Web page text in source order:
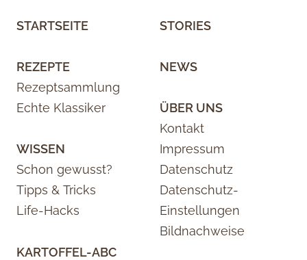
STARTSEITE
REZEPTE
Rezeptsammlung
Echte Klassiker
WISSEN
Schon gewusst?
Tipps & Tricks
Life-Hacks
KARTOFFEL-ABC
STORIES
NEWS
ÜBER UNS
Kontakt
Impressum
Datenschutz
Datenschutz-
Einstellungen
Bildnachweise